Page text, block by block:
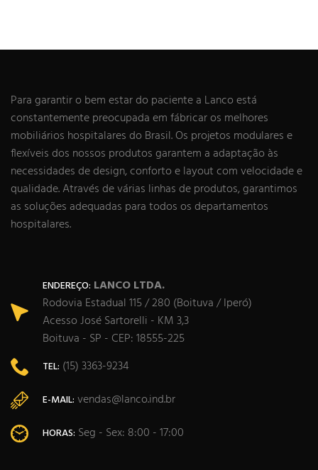
Para garantir o bem estar do paciente a Lanco está
constantemente preocupada em fábricar os melhores
mobiliários hospitalares do Brasil. Os projetos modulares e
flexíveis dos nossos produtos garantem a adaptação às
necessidades de design, conforto e layout com velocidade e
qualidade. Através de várias linhas de produtos, garantimos
as soluções adequadas para todos os departamentos
hospitalares.
ENDEREÇO: LANCO LTDA.
Rodovia Estadual 115 / 280 (Boituva / Iperó)
Acesso José Sartorelli - KM 3,3
Boituva - SP - CEP: 18555-225
TEL: (15) 3363-9234
E-MAIL: vendas@lanco.ind.br
HORAS: Seg - Sex: 8:00 - 17:00